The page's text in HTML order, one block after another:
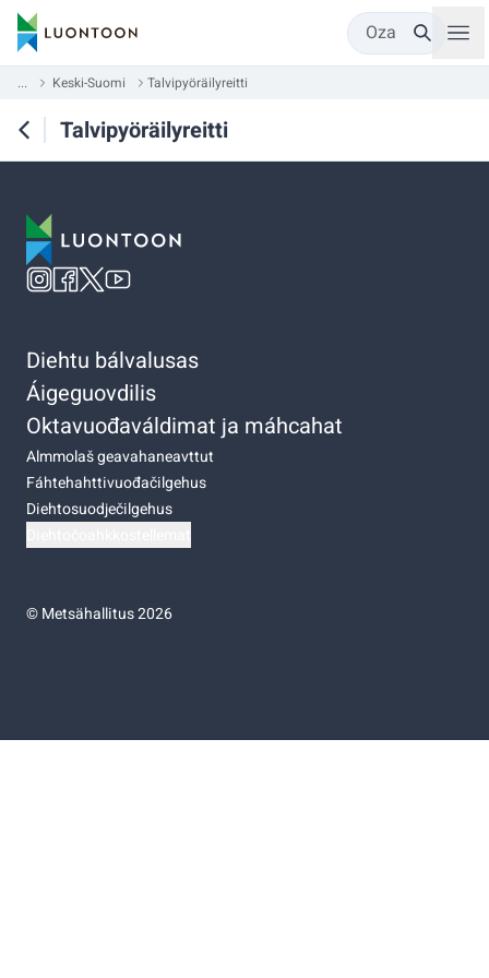
Oza
... Keski-Suomi Talvipyöräilyreitti
Talvipyöräilyreitti
Diehtu bálvalusas
Áigeguovdilis
Oktavuođaváldimat ja máhcahat
Almmolaš geavahaneavttut
Fáhtehahttivuođačilgehus
Diehtosuodječilgehus
©Metsähallitus 2026